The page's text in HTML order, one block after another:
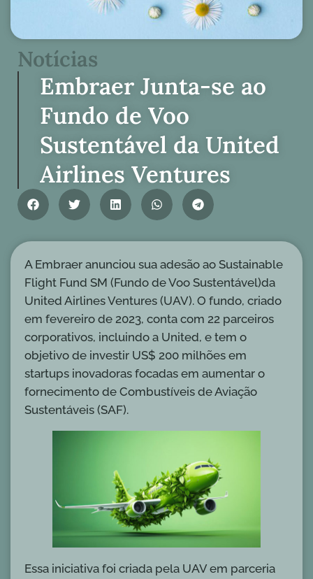
Notícias
Embraer Junta-se ao
Fundo de Voo
Sustentável da United
Airlines Ventures
A Embraer anunciou sua adesão ao Sustainable
Flight Fund SM (Fundo de Voo Sustentável)da
United Airlines Ventures (UAV). O fundo, criado
em fevereiro de 2023, conta com 22 parceiros
corporativos, incluindo a United, e tem o
objetivo de investir US$ 200 milhões em
startups inovadoras focadas em aumentar o
fornecimento de Combustíveis de Aviação
Sustentáveis (SAF).
Essa iniciativa foi criada pela UAV em parceria